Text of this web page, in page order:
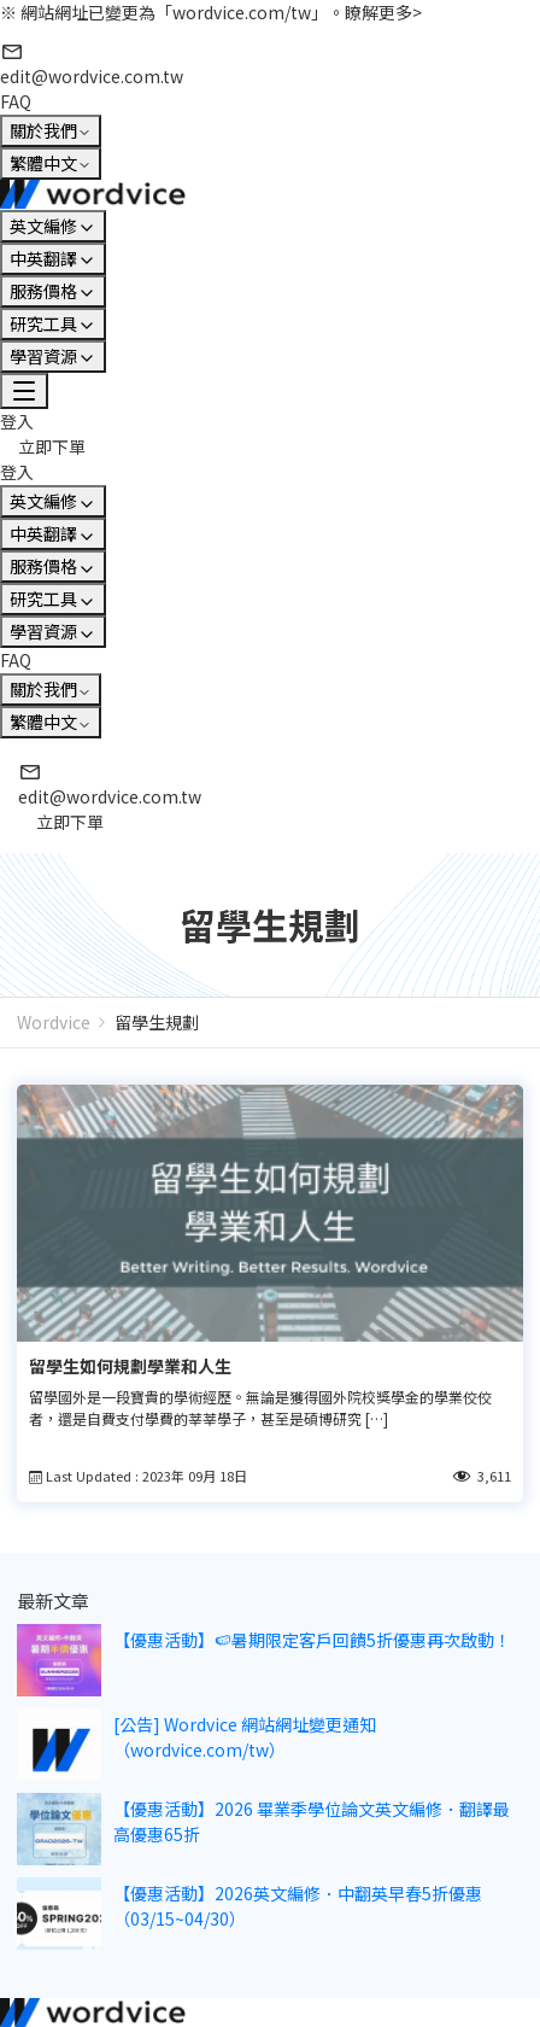
※ 網站網址已變更為「wordvice.com/tw」。 瞭解更多>
edit@wordvice.com.tw
FAQ
關於我們
繁體中文
英文編修
中英翻譯
服務價格
研究工具
學習資源
登入
立即下單
登入
英文編修
中英翻譯
服務價格
研究工具
學習資源
FAQ
關於我們
繁體中文
edit@wordvice.com.tw
立即下單
留學生規劃
Wordvice 留學生規劃
留學生如何規劃學業和人生
留學國外是一段寶貴的學術經歷。無論是獲得國外院校獎學金的學業佼佼
者，還是自費支付學費的莘莘學子，甚至是碩博研究 […]
Last Updated : 2023年 09月 18日 3,611
最新文章
【優惠活動】🍉暑期限定客戶回饋5折優惠再次啟動！
[公告] Wordvice 網站網址變更通知
（wordvice.com/tw）
【優惠活動】2026 畢業季學位論文英文編修．翻譯最
高優惠65折
【優惠活動】2026英文編修．中翻英早春5折優惠
（03/15~04/30）